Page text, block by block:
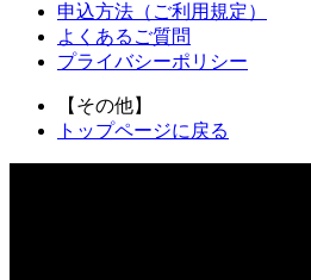
申込方法 （ご利用規定）
よくあるご質問
プライバシーポリシー
【その他】
トップページに戻る